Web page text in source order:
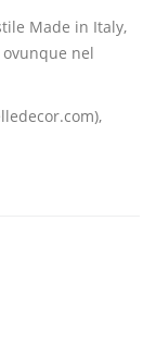
Made in Italy,
nel